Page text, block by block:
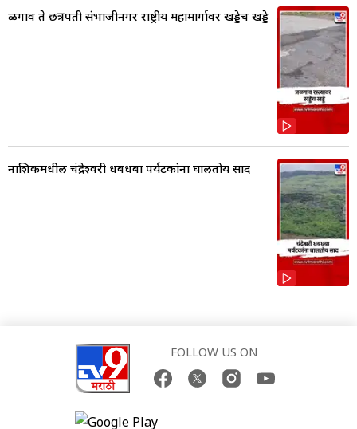
ळगाव ते छत्रपती संभाजीनगर राष्ट्रीय महामार्गावर खड्डेच खड्डे
नाशिकमधील चंद्रेश्वरी धबधबा पर्यटकांना घालतोय साद
FOLLOW US ON